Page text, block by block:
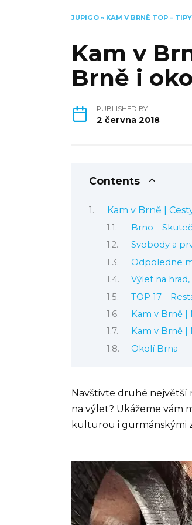
JUPIGO » KAM V BRNĚ TOP –
Kam v
Brně i
PUBLISHED BY
2 června 2018
Contents
Kam v Brně |
Brno –
Svobody a
Odpoledne
Výlet na
TOP 17 –
Kam v Brně
Kam v Brně
Okolí Brna
Navštivte druhé největší
na výlet? Ukážeme vám
kulturou i gurmánskými